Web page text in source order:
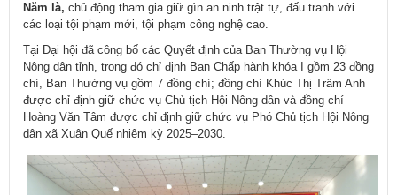
Năm là, chủ động tham gia giữ gìn an ninh trật tự, đấu tranh với
các loại tội phạm mới, tội phạm công nghệ cao.
Tại Đại hội đã công bố các Quyết định của Ban Thường vụ Hội
Nông dân tỉnh, trong đó chỉ định Ban Chấp hành khóa I gồm 23 đồng
chí, Ban Thường vụ gồm 7 đồng chí; đồng chí Khúc Thị Trâm Anh
được chỉ định giữ chức vụ Chủ tịch Hội Nông dân và đồng chí
Hoàng Văn Tâm được chỉ định giữ chức vụ Phó Chủ tịch Hội Nông
dân xã Xuân Quế nhiệm kỳ 2025–2030.